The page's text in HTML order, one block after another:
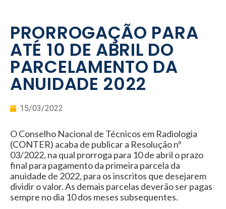
PRORROGAÇÃO PARA
ATÉ 10 DE ABRIL DO
PARCELAMENTO DA
ANUIDADE 2022
15/03/2022
O Conselho Nacional de Técnicos em Radiologia
(CONTER) acaba de publicar a Resolução nº
03/2022, na qual prorroga para 10 de abril o prazo
final para pagamento da primeira parcela da
anuidade de 2022, para os inscritos que desejarem
dividir o valor. As demais parcelas deverão ser pagas
sempre no dia 10 dos meses subsequentes.